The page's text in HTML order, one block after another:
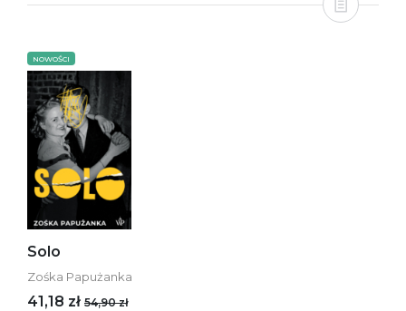
NOWOŚCI
Solo
Zośka Papużanka
41,18 zł 54,90 zł